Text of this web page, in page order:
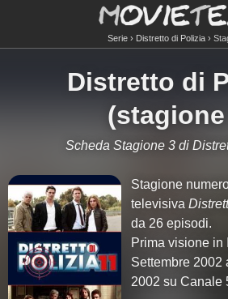
Serie Distretto di Polizia
Distretto di
(stagione
Scheda Stagione 3 di
Stagione
televisiva
da 26 episodi.
Prima visione in
Settembre 2002
2002 su Canale